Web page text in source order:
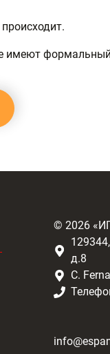
имеют
© 2026
д.8
C.